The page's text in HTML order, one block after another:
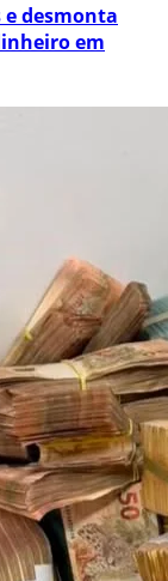
e desmonta
em